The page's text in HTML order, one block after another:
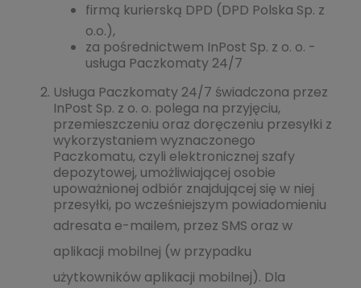
firmą kurierską DPD (DPD Polska Sp. z
o.o.),
za pośrednictwem InPost Sp. z o. o. -
usługa Paczkomaty 24/7
Usługa Paczkomaty 24/7 świadczona przez
InPost Sp. z o. o. polega na przyjęciu,
przemieszczeniu oraz doręczeniu przesyłki z
wykorzystaniem wyznaczonego
Paczkomatu, czyli elektronicznej szafy
depozytowej, umożliwiającej osobie
upoważnionej odbiór znajdującej się w niej
przesyłki, po wcześniejszym powiadomieniu
adresata e-mailem, przez SMS oraz w
aplikacji mobilnej (w przypadku
użytkowników aplikacji mobilnej). Dla